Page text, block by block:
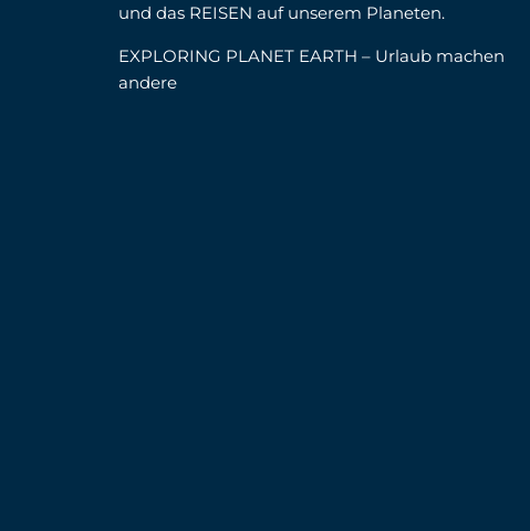
und das REISEN auf unserem Planeten.
EXPLORING PLANET EARTH – Urlaub machen
andere